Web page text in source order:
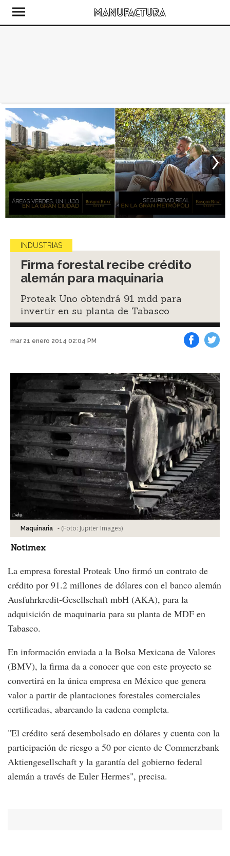
INDUSTRIAS
Firma forestal recibe crédito
alemán para maquinaria
Proteak Uno obtendrá 91 mdd para
invertir en su planta de Tabasco
mar 21 enero 2014 02:04 PM
Maquinaria - (Foto: Jupiter Images)
Notimex
La empresa forestal Proteak Uno firmó un contrato de
crédito por 91.2 millones de dólares con el banco alemán
Ausfuhrkredit-Gesellschaft mbH (AKA), para la
adquisición de maquinaria para su planta de MDF en
Tabasco.
En información enviada a la Bolsa Mexicana de Valores
(BMV), la firma da a conocer que con este proyecto se
convertirá en la única empresa en México que genera
valor a partir de plantaciones forestales comerciales
certificadas, abarcando la cadena completa.
"El crédito será desembolsado en dólares y cuenta con la
participación de riesgo a 50 por ciento de Commerzbank
Aktiengesellschaft y la garantía del gobierno federal
alemán a través de Euler Hermes", precisa.